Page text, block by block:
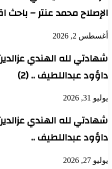
الإصلاح محمد عنتر – باحث
أغسطس 2, 2026
شهادتي لله الهندي
داؤود عبداللطيف .. (2)
يوليو 31, 2026
شهادتي لله الهندي
داؤود عبداللطيف ..
يوليو 27, 2026